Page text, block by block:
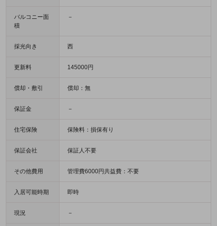
バルコニー面
積
－
採光向き 西
更新料 145000円
償却・敷引 償却：無
保証金 －
住宅保険 保険料：損保有り
保証会社 保証人不要
その他費用 管理費6000円共益費：不要
入居可能時期 即時
現況 －